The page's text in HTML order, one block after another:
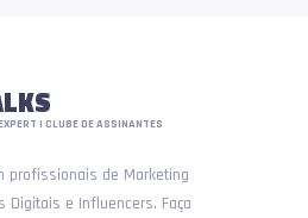
| CLUBE DE ASSINANTES
profissionais de Marketing
Digitais e Influencers. Faça